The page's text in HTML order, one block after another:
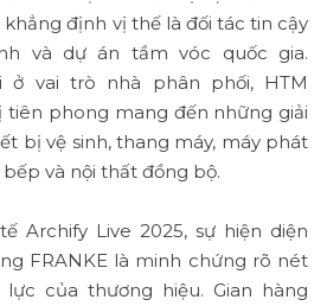
định vị thế là đối tác tin cậy
và dự án tầm vóc quốc gia.
ở vai trò nhà phân phối, HTM
tiên phong mang đến những giải
bị vệ sinh, thang máy, máy phát
và nội thất đồng bộ.
Archify Live 2025, sự hiện diện
FRANKE là minh chứng rõ nét
của thương hiệu. Gian hàng